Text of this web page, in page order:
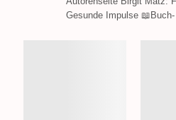
Gesunde Impulse